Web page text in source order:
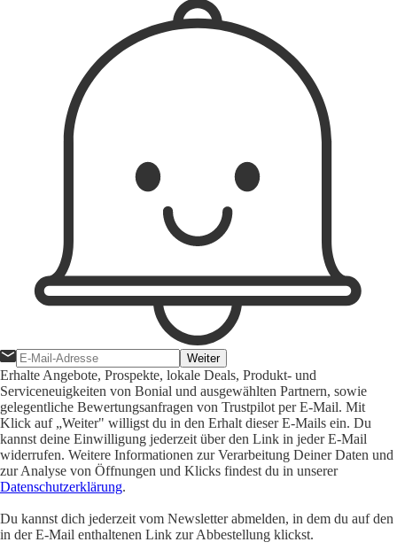
Weiter
Erhalte Angebote, Prospekte, lokale Deals, Produkt- und
Serviceneuigkeiten von Bonial und ausgewählten Partnern, sowie
gelegentliche Bewertungsanfragen von Trustpilot per E-Mail. Mit
Klick auf „Weiter" willigst du in den Erhalt dieser E-Mails ein. Du
kannst deine Einwilligung jederzeit über den Link in jeder E-Mail
widerrufen. Weitere Informationen zur Verarbeitung Deiner Daten und
zur Analyse von Öffnungen und Klicks findest du in unserer
Datenschutzerklärung.
Du kannst dich jederzeit vom Newsletter abmelden, in dem du auf den
in der E-Mail enthaltenen Link zur Abbestellung klickst.